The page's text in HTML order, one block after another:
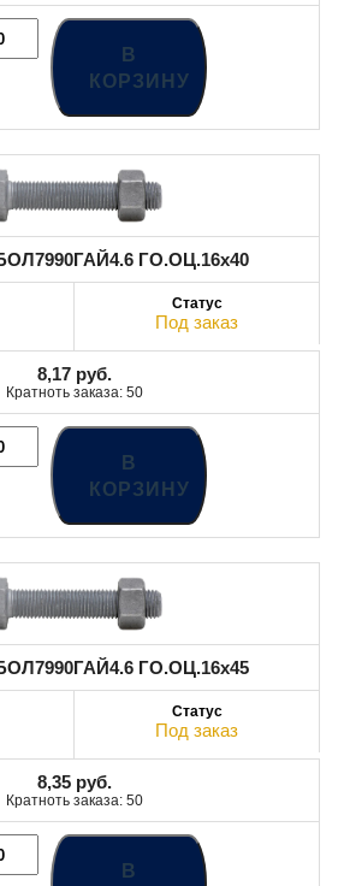
В
КОРЗИНУ
ГО.ОЦ.16x40
Под заказ
8,17 руб.
Кратноть заказа: 50
В
КОРЗИНУ
ГО.ОЦ.16x45
Под заказ
8,35 руб.
Кратноть заказа: 50
В